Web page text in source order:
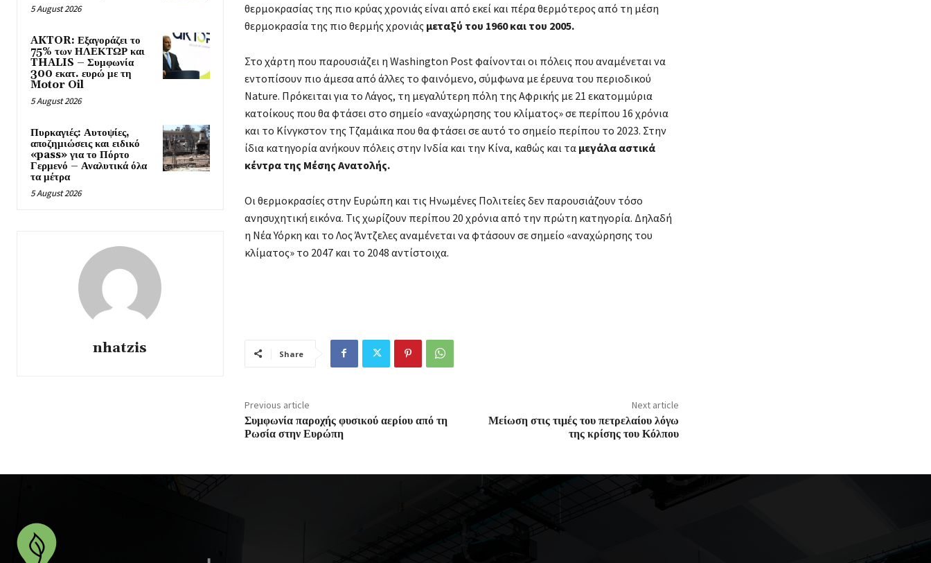
5 August 2026
AKTOR: Εξαγοράζει το
75% των ΗΛΕΚΤΩΡ και
THALIS – Συμφωνία
300 εκατ. ευρώ με τη
Motor Oil
5 August 2026
Πυρκαγιές: Αυτοψίες,
αποζημιώσεις και ειδικό
«pass» για το Πόρτο
Γερμενό – Αναλυτικά όλα
τα μέτρα
5 August 2026
nhatzis
θερμοκρασίας της πιο κρύας χρονιάς είναι από εκεί και πέρα θερμότερος από τη μέση
θερμοκρασία της πιο θερμής χρονιάς μεταξύ του 1960 και του 2005.
Στο χάρτη που παρουσιάζει η Washington Post φαίνονται οι πόλεις που αναμένεται να
εντοπίσουν πιο άμεσα από άλλες το φαινόμενο, σύμφωνα με έρευνα του περιοδικού
Nature. Πρόκειται για το Λάγος, τη μεγαλύτερη πόλη της Αφρικής με 21 εκατομμύρια
κατοίκους που θα φτάσει στο σημείο «αναχώρησης του κλίματος» σε περίπου 16 χρόνια
και το Κίνγκστον της Τζαμάικα που θα φτάσει σε αυτό το σημείο περίπου το 2023. Στην
ίδια κατηγορία ανήκουν πόλεις στην Ινδία και την Κίνα, καθώς και τα μεγάλα αστικά
κέντρα της Μέσης Ανατολής.
Οι θερμοκρασίες στην Ευρώπη και τις Ηνωμένες Πολιτείες δεν παρουσιάζουν τόσο
ανησυχητική εικόνα. Τις χωρίζουν περίπου 20 χρόνια από την πρώτη κατηγορία. Δηλαδή
η Νέα Υόρκη και το Λος Άντζελες αναμένεται να φτάσουν σε σημείο «αναχώρησης του
κλίματος» το 2047 και το 2048 αντίστοιχα.
Share
Previous article
Συμφωνία παροχής φυσικού αερίου από τη
Ρωσία στην Ευρώπη
Next article
Μείωση στις τιμές του πετρελαίου λόγω
της κρίσης του Κόλπου